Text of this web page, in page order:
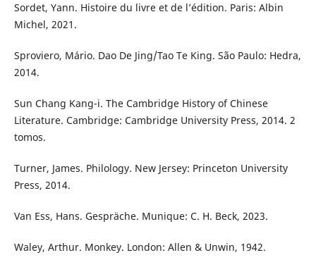
Sordet, Yann. Histoire du livre et de l’édition. Paris: Albin
Michel, 2021.
Sproviero, Mário. Dao De Jing/Tao Te King. São Paulo: Hedra,
2014.
Sun Chang Kang-i. The Cambridge History of Chinese
Literature. Cambridge: Cambridge University Press, 2014. 2
tomos.
Turner, James. Philology. New Jersey: Princeton University
Press, 2014.
Van Ess, Hans. Gespräche. Munique: C. H. Beck, 2023.
Waley, Arthur. Monkey. London: Allen & Unwin, 1942.